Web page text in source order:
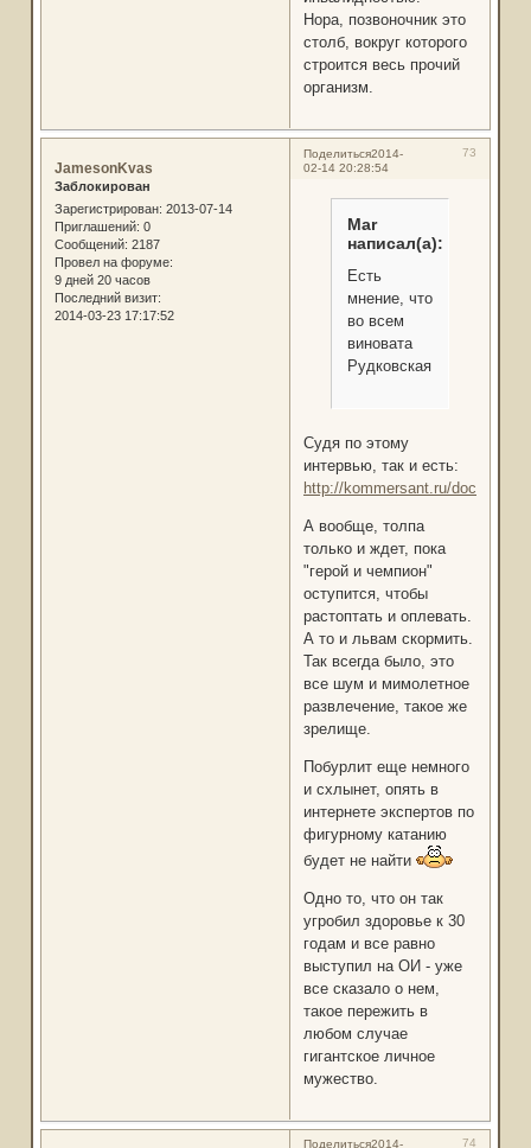
Нора, позвоночник это
столб, вокруг которого
строится весь прочий
организм.
Поделиться 73
2014-
02-14 20:28:54
JamesonKvas
Заблокирован
Зарегистрирован: 2013-07-14
Приглашений: 0
Сообщений: 2187
Провел на форуме:
9 дней 20 часов
Последний визит:
2014-03-23 17:17:52
Mar
написал(а):
Есть
мнение, что
во всем
виновата
Рудковская
Судя по этому
интервью, так и есть:
http://kommersant.ru/doc/
А вообще, толпа
только и ждет, пока
"герой и чемпион"
оступится, чтобы
растоптать и оплевать.
А то и львам скормить.
Так всегда было, это
все шум и мимолетное
развлечение, такое же
зрелище.
Побурлит еще немного
и схлынет, опять в
интернете экспертов по
фигурному катанию
будет не найти
Одно то, что он так
угробил здоровье к 30
годам и все равно
выступил на ОИ - уже
все сказало о нем,
такое пережить в
любом случае
гигантское личное
мужество.
Поделиться 74
2014-